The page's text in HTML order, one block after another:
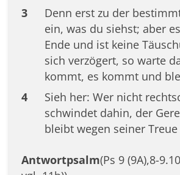
3
Denn erst zu der
ein, was du siehst; aber
Ende und ist keine
sich verzögert, so warte
kommt, es kommt und
4
Sieh her: Wer nicht
schwindet dahin, der
bleibt wegen seiner
Antwortpsalm(Ps 9 (9A),8-